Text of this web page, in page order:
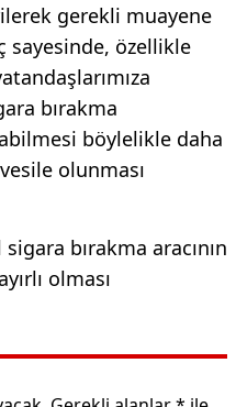
gerekli muayene
sayesinde, özellikle
bırakma
böylelikle daha
olunması
bırakma aracının
olması